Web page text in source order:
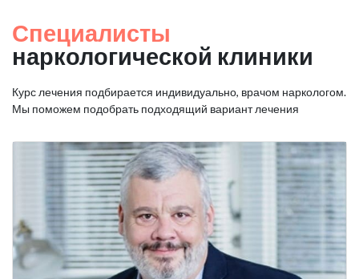
Специалисты
наркологической клиники
Курс лечения подбирается индивидуально, врачом наркологом.
Мы поможем подобрать подходящий вариант лечения